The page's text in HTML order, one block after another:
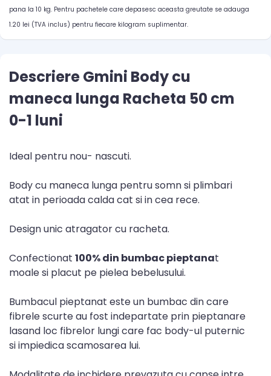
pana la 10 kg. Pentru pachetele care depasesc aceasta greutate se adauga
1.20 lei (TVA inclus) pentru fiecare kilogram suplimentar.
Descriere Gmini Body cu
maneca lunga Racheta 50 cm
0-1 luni
Ideal pentru nou- nascuti.
Body cu maneca lunga pentru somn si plimbari
atat in perioada calda cat si in cea rece.
Design unic atragator cu racheta.
Confectionat 100% din bumbac pieptanat
moale si placut pe pielea bebelusului.
Bumbacul pieptanat este un bumbac din care
fibrele scurte au fost indepartate prin pieptanare
lasand loc fibrelor lungi care fac body-ul puternic
si impiedica scamosarea lui.